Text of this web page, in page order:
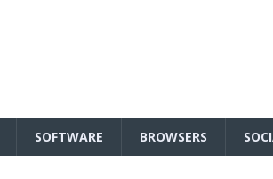
SOFTWARE BROWSERS